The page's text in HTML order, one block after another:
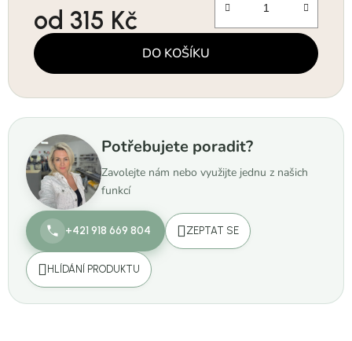
od 315 Kč
Měrná cena: DO KOŠÍKU
Potřebujete poradit?
Zavolejte nám nebo využijte jednu z našich
funkcí
+421 918 669 804 ZEPTAT SE
HLÍDÁNÍ PRODUKTU